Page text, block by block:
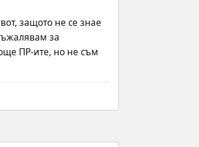
защото не се знае
за
ПР-ите, но не съм